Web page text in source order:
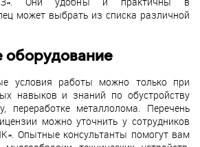
может выбрать из списка различной
условия работы можно только при
навыков и знаний по обустройству
переработке металлолома. Перечень
можно уточнить у сотрудников
Опытные консультанты помогут вам